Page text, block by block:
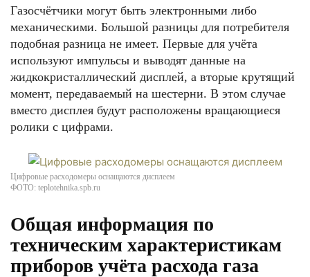
Газосчётчики могут быть электронными либо
механическими. Большой разницы для потребителя
подобная разница не имеет. Первые для учёта
используют импульсы и выводят данные на
жидкокристаллический дисплей, а вторые крутящий
момент, передаваемый на шестерни. В этом случае
вместо дисплея будут расположены вращающиеся
ролики с цифрами.
Цифровые расходомеры оснащаются дисплеем
ФОТО: teplotehnika.spb.ru
Общая информация по
техническим характеристикам
приборов учёта расхода газа